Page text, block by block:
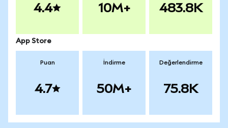
4.4 10M+ 483.8K
App Store
Puan
4.7
İndirme
50M+
Değerlendirme
75.8K